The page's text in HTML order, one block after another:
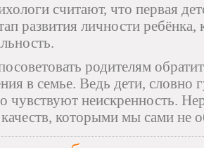
считают, что первая
развития личности ребёнка,
родителям
в семье. Ведь дети, словно
чувствуют неискренность.
которыми мы сами не